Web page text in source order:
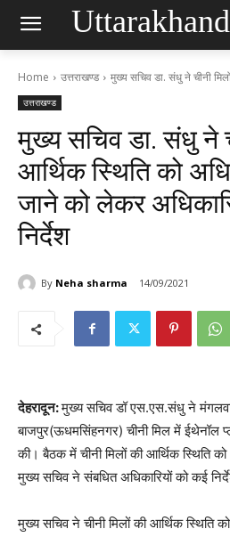
Home उत्तराखण्ड मुख्य सचिव डा. संधु ने चीनी
उत्तराखण्ड
मुख्य सचिव डा. संधु ने
आर्थिक स्थिति को
जाने को लेकर
निर्देश
By Neha sharma 14/09/2021
देहरादून:मुख्य सचिव डॉ एस.एस.संधु ने
बाजपुर(ऊधमसिंहनगर) चीनी मिल में ईथेनॉल
की। बैठक में चीनी मिलों की आर्थिक स्थिति
मुख्य सचिव ने संबधित अधिकारियों को कई
मुख्य सचिव ने चीनी मिलों की आर्थिक स्थिति